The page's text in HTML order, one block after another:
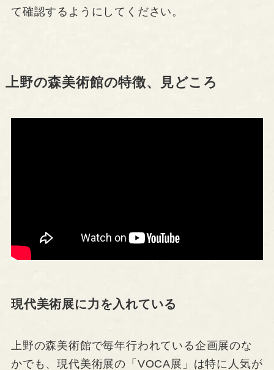
て確認するようにしてください。
上野の森美術館の特徴、見どころ
現代美術展に力を入れている
上野の森美術館で毎年行われている企画展のな
かでも、現代美術展の「VOCA展」は特に人気が